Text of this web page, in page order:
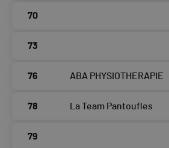
70
73
76 ABA PHYSIOTHERAPIE
78 La Team Pantoufles
79